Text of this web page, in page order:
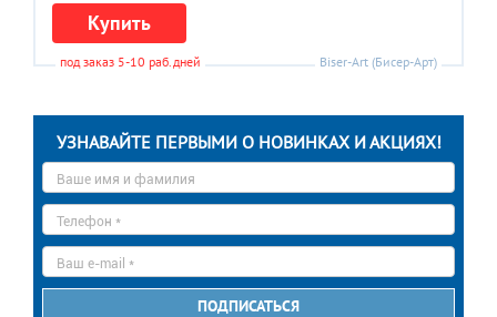
Купить
под заказ 5-10 раб.дней Biser-Art (Бисер-Арт)
УЗНАВАЙТЕ ПЕРВЫМИ О НОВИНКАХ И АКЦИЯХ!
имя
*
mail
*
ПОДПИСАТЬСЯ